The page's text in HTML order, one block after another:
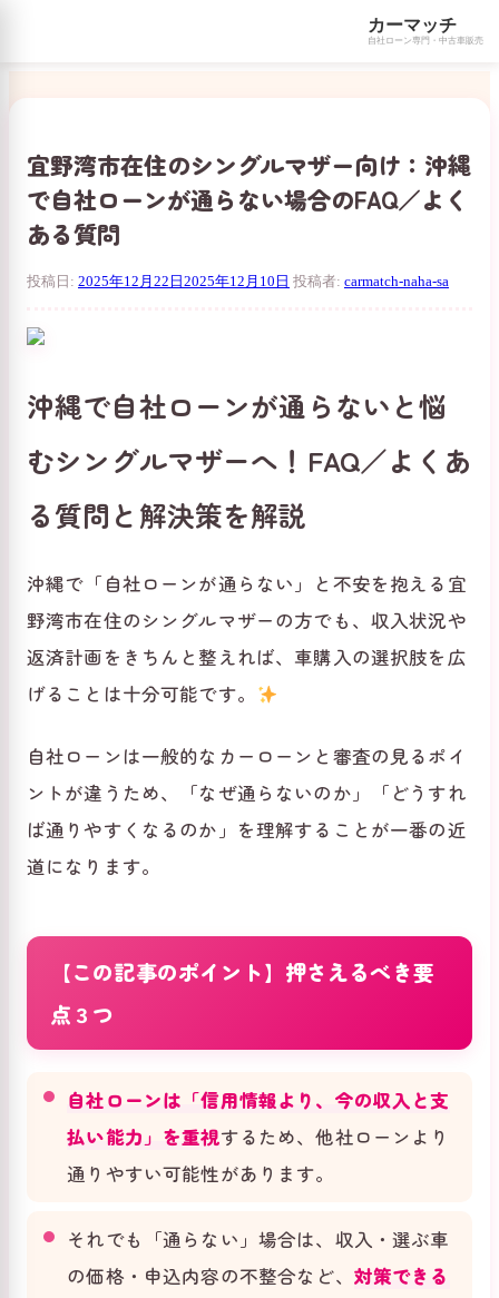
カーマッチ
自社ローン専門・中古車販売
宜野湾市在住のシングルマザー向け：沖縄
で自社ローンが通らない場合のFAQ／よく
ある質問
投稿日: 2025年12月22日 2025年12月10日 投稿者: carmatch-naha-sa
沖縄で自社ローンが通らないと悩
むシングルマザーへ！FAQ／よくあ
る質問と解決策を解説
沖縄で「自社ローンが通らない」と不安を抱える宜
野湾市在住のシングルマザーの方でも、収入状況や
返済計画をきちんと整えれば、車購入の選択肢を広
げることは十分可能です。
自社ローンは一般的なカーローンと審査の見るポイ
ントが違うため、「なぜ通らないのか」「どうすれ
ば通りやすくなるのか」を理解することが一番の近
道になります。
【この記事のポイント】押さえるべき要
点３つ
自社ローンは「信用情報より、今の収入と支
払い能力」を重視するため、他社ローンより
通りやすい可能性があります。
それでも「通らない」場合は、収入・選ぶ車
の価格・申込内容の不整合など、 対策できる